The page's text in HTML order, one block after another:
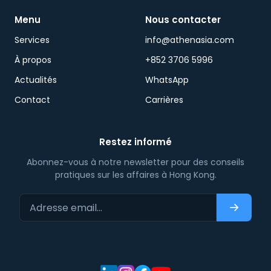
Menu
Services
À propos
Actualités
Contact
Nous contacter
info@athenasia.com
+852 3706 5996
WhatsApp
Carrières
Restez informé
Abonnez-vous à notre newsletter pour des conseils
pratiques sur les affaires à Hong Kong.